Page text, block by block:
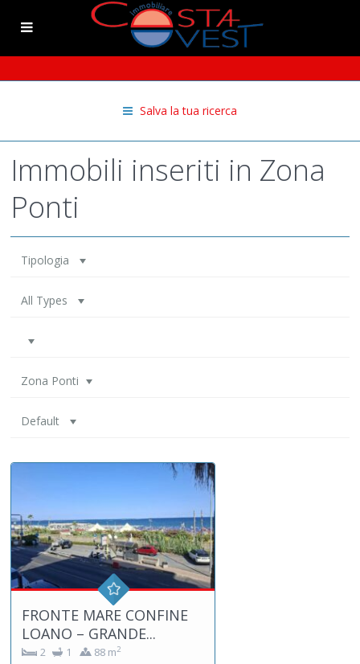
Salva la tua ricerca
Immobili inseriti in Zona
Ponti
Tipologia
All Types
Zona Ponti
Default
FRONTE MARE CONFINE
LOANO – GRANDE...
2 1 88 m2